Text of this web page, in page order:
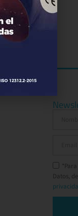
Datos,